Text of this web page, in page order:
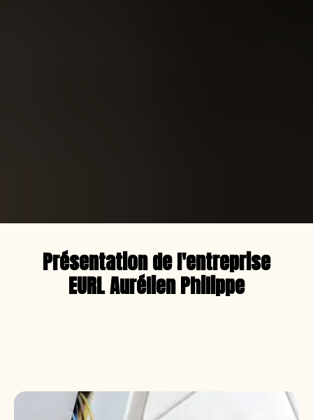
Présentation de l'entreprise
EURL Aurélien Philippe